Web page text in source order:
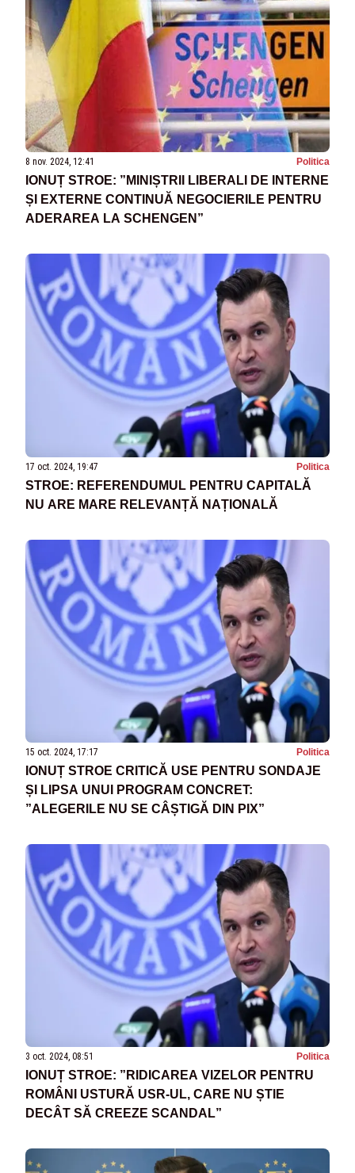
8 nov. 2024, 12:41 Politica
IONUȚ STROE: ”MINIȘTRII LIBERALI DE INTERNE
ȘI EXTERNE CONTINUĂ NEGOCIERILE PENTRU
ADERAREA LA SCHENGEN”
17 oct. 2024, 19:47 Politica
STROE: REFERENDUMUL PENTRU CAPITALĂ
NU ARE MARE RELEVANȚĂ NAȚIONALĂ
15 oct. 2024, 17:17 Politica
IONUȚ STROE CRITICĂ USE PENTRU SONDAJE
ȘI LIPSA UNUI PROGRAM CONCRET:
”ALEGERILE NU SE CÂȘTIGĂ DIN PIX”
3 oct. 2024, 08:51 Politica
IONUȚ STROE: ”RIDICAREA VIZELOR PENTRU
ROMÂNI USTURĂ USR-UL, CARE NU ȘTIE
DECÂT SĂ CREEZE SCANDAL”